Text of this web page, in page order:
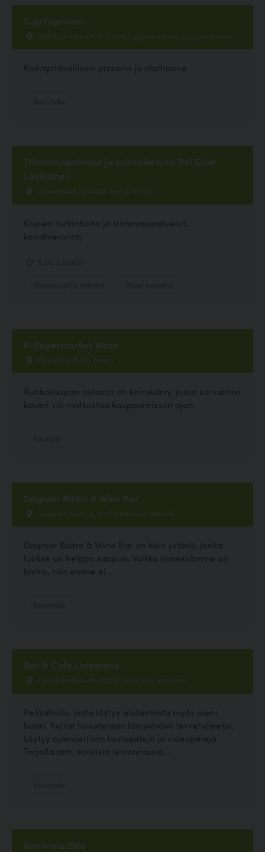
Tuju Taproom
Soittokunnanraitti 2, 53100 Lappeenranta , Lappeenranta
Koiraystävällinen pizzeria ja oluthuone
Trimmauspalvelut ja koirahieronta Tmi Elina
Lavikainen
Opastinkatu 1,95420 Tornio, Tornio
Koirien turkinhoito ja trimmauspalvelut,
koirahieronta,
K-Supermarket Wasa
Klemetinkatu 17, Vaasa
Ruokakaupan aulassa on koirakärry, jossa karvainen
kaveri voi matkustaa kauppareissun ajan.
Dagmar Bistro & Wine Bar
Dagmarinkatu 4, 00100 Helsinki, Helsinki
Dagmar Bistro & Wine Bar on kuin ystävä, jonka
luokse on helppo saapua. Vaikka nimessämme on
bistro, niin emme ei...
Bar & Cafe Lategame
Kuninkaankatu 19, 33210 Tampere, Tampere
Pelikahvila, josta löytyy alakerrasta myös pieni
baari. Koirat toivotetaan lämpimästi tervetulleeksi.
Löytyy ajanviettoon lautapelejä ja videopelejä.
Tarjolla mm. erilaisia leivonnaisia,...
Ravintola Zilla